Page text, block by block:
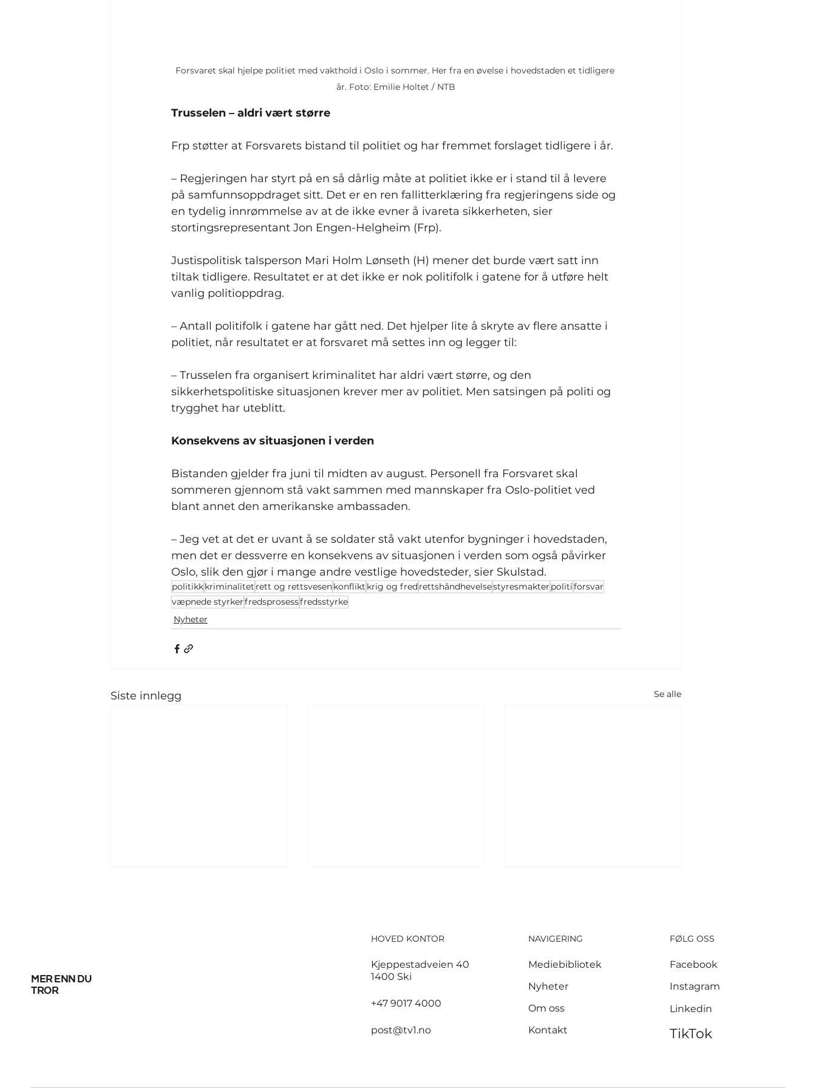
Forsvaret skal hjelpe politiet med vakthold i Oslo i sommer. Her fra en øvelse i hovedstaden et tidligere
år. Foto: Emilie Holtet / NTB
Trusselen – aldri vært større
Frp støtter at Forsvarets bistand til politiet og har fremmet forslaget tidligere i år.
– Regjeringen har styrt på en så dårlig måte at politiet ikke er i stand til å levere
på samfunnsoppdraget sitt. Det er en ren fallitterklæring fra regjeringens side og
en tydelig innrømmelse av at de ikke evner å ivareta sikkerheten, sier
stortingsrepresentant Jon Engen-Helgheim (Frp).
Justispolitisk talsperson Mari Holm Lønseth (H) mener det burde vært satt inn
tiltak tidligere. Resultatet er at det ikke er nok politifolk i gatene for å utføre helt
vanlig politioppdrag.
– Antall politifolk i gatene har gått ned. Det hjelper lite å skryte av flere ansatte i
politiet, når resultatet er at forsvaret må settes inn og legger til:
– Trusselen fra organisert kriminalitet har aldri vært større, og den
sikkerhetspolitiske situasjonen krever mer av politiet. Men satsingen på politi og
trygghet har uteblitt.
Konsekvens av situasjonen i verden
Bistanden gjelder fra juni til midten av august. Personell fra Forsvaret skal
sommeren gjennom stå vakt sammen med mannskaper fra Oslo-politiet ved
blant annet den amerikanske ambassaden.
– Jeg vet at det er uvant å se soldater stå vakt utenfor bygninger i hovedstaden,
men det er dessverre en konsekvens av situasjonen i verden som også påvirker
Oslo, slik den gjør i mange andre vestlige hovedsteder, sier Skulstad.
politikkkriminalitet rett og rettsvesenkonflikt krig og fredrettshåndhevelsestyresmakter politiforsvar
væpnede styrkerfredsprosessfredsstyrke
Nyheter
Siste innlegg Se alle
sandvolleyballparene i
3,7 millioner kroner
brannen i Krokstadelva
mer enn du
tror
HOVED KONTOR
Kjeppestadveien 40
1400 Ski
+47 9017 4000
post@tv1.no
NAVIGERING
Mediebibliotek
Nyheter
Om oss
Kontakt
FØLG OSS
Facebook
Instagram
Linkedin
TikTok